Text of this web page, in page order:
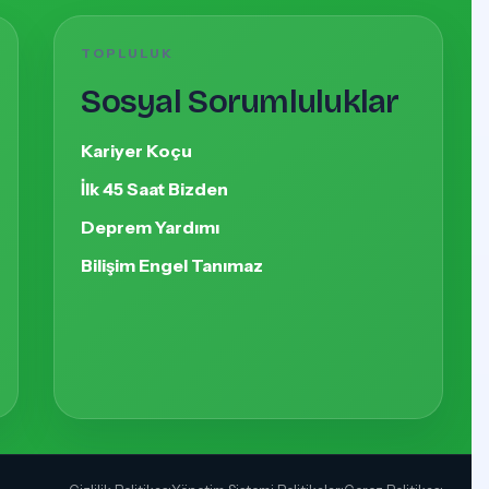
TOPLULUK
Sosyal Sorumluluklar
Kariyer Koçu
İlk 45 Saat Bizden
Deprem Yardımı
Bilişim Engel Tanımaz